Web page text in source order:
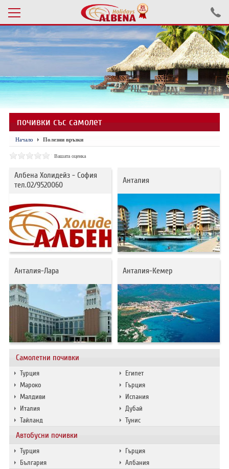
Проверка на резервация
ПОЧИВКИ С АВТОБУС 2026
ПОЧИВКИ СЪС САМОЛЕТ
ЕКСКУРЗИИ САМОЛЕТ
ЕКСКУРЗИИ АВТОБУС
ХОТЕЛИ В ТУРЦИЯ
ТУРЦИЯ С КОЛА
ХОТЕЛИ В ГЪРЦИЯ
НОВА ГОДИНА 2027
АВТОБУСИ ПОД НАЕМ
ЗА НАС
КОНТАКТИ
ОБЩИ УСЛОВИЯ ПАКЕТНИ
ПЪТУВАНИЯ
ПОЛИТИКА ЗА ПОВЕРИТЕЛНОСТ
Самолетни почивки
Турция
Египет
Мароко
Гърция
Малдиви
Испания
Италия
Дубай
Тайланд
Тунис
Автобусни почивки
Турция
Гърция
България
Албания
почивки със самолет
Начало Полезни връзки
Вашата оценка
Албена Холидейз - София
тел.02/9520060
Анталия
Анталия-Лара Анталия-Кемер